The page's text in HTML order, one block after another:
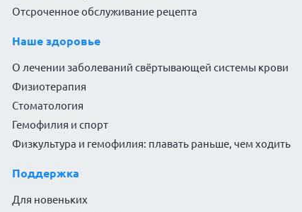
Отсроченное обслуживание рецепта
Наше здоровье
О лечении заболеваний свёртывающей системы крови
Физиотерапия
Стоматология
Гемофилия и спорт
Физкультура и гемофилия: плавать раньше, чем ходить
Поддержка
Для новеньких